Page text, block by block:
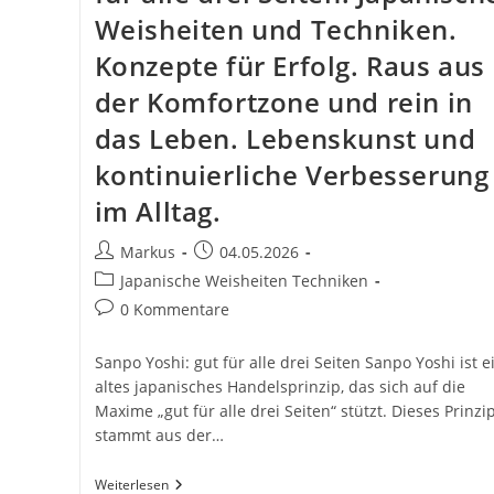
Weisheiten und Techniken.
Konzepte für Erfolg. Raus aus
der Komfortzone und rein in
das Leben. Lebenskunst und
kontinuierliche Verbesserung
im Alltag.
Beitrags-
Autor:
Markus
Beitrag
veröffentlicht:
04.05.2026
Beitrags-
Kategorie:
Japanische Weisheiten Techniken
Beitrags-
0 Kommentare
Sanpo Yoshi: gut für alle drei Seiten Sanpo Yoshi ist
altes japanisches Handelsprinzip, das sich auf die
Maxime „gut für alle drei Seiten“ stützt. Dieses
stammt aus der…
Weiterlesen3